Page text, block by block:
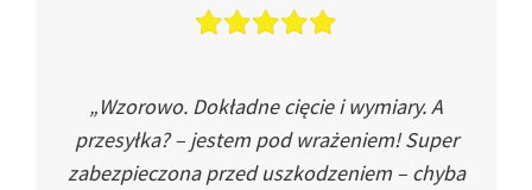
„Wzorowo. Dokładne cięcie i wymiary. A
przesyłka? – jestem pod wrażeniem! Super
zabezpieczona przed uszkodzeniem – chyba